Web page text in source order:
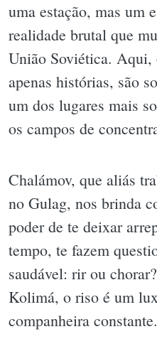
uma estação, mas um
realidade brutal que
União Soviética. Aqui,
apenas histórias, são
um dos lugares mais
os campos de
Chalámov, que aliás
no Gulag, nos brinda
poder de te deixar
tempo, te fazem
saudável: rir ou
Kolimá, o riso é um
companheira constante.